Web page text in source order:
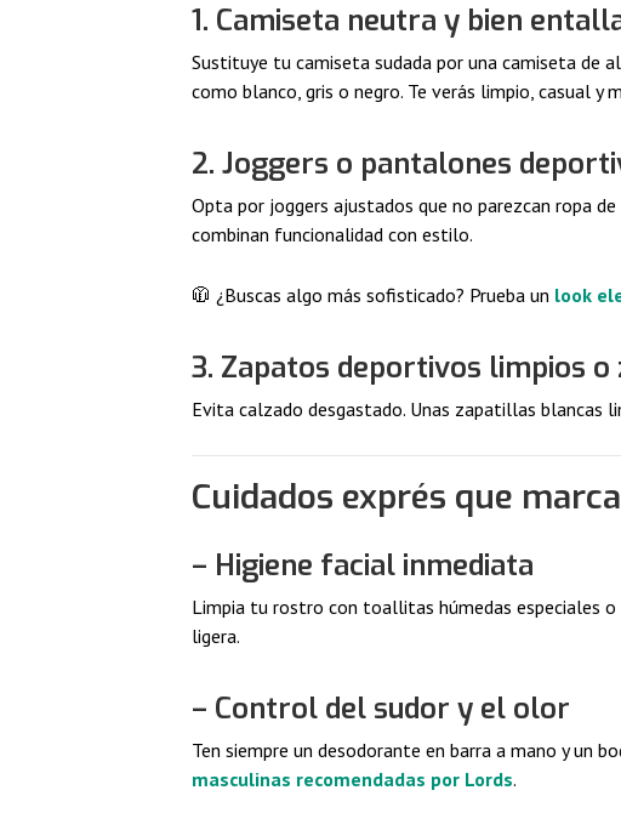
1. Camiseta neutra y bien
Sustituye tu camiseta sudada por una camiseta de
como blanco, gris o negro. Te verás limpio, casual y
2. Joggers o pantalones
Opta por joggers ajustados que no parezcan ropa
combinan funcionalidad con estilo.
🧥 ¿Buscas algo más sofisticado? Prueba un look
3. Zapatos deportivos limpios
Evita calzado desgastado. Unas zapatillas blancas
Cuidados exprés que
– Higiene facial inmediata
Limpia tu rostro con toallitas húmedas especiales o
ligera.
– Control del sudor y el olor
Ten siempre un desodorante en barra a mano y un
masculinas recomendadas por Lords.